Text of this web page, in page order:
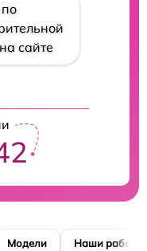
сайте
Модели Наши работы